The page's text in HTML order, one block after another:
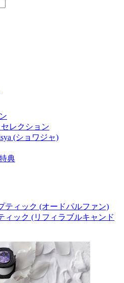
レクション
(ショワジャ)
典
ティック (オードパルファン)
ィック (リフィラブルキャンド